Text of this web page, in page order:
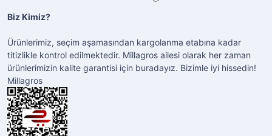
Biz Kimiz?
Ürünlerimiz, seçim aşamasından kargolanma etabına kadar
titizlikle kontrol edilmektedir. Millagros ailesi olarak her zaman
ürünlerimizin kalite garantisi için buradayız. Bizimle iyi hissedin!
Millagros